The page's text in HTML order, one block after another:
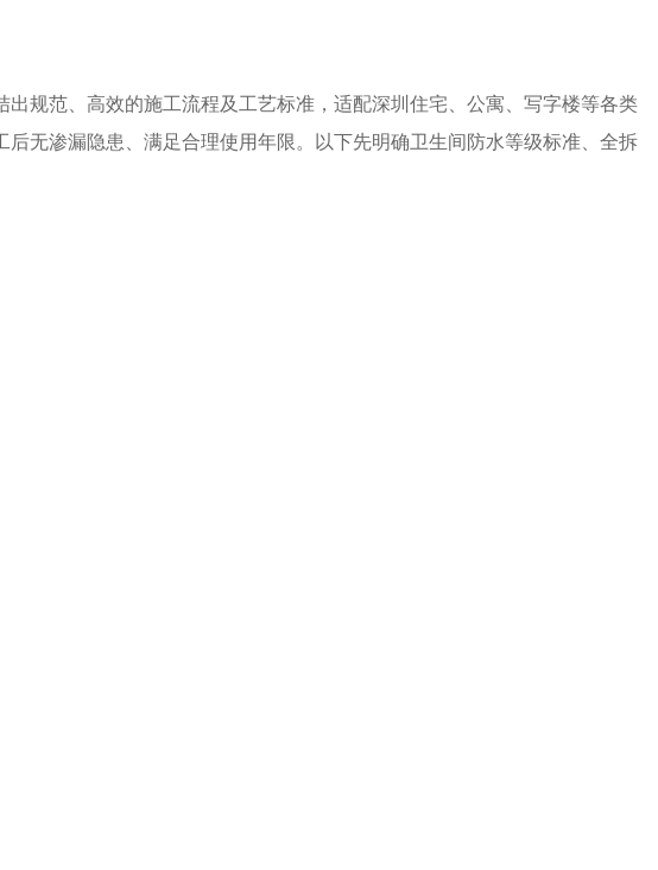
规范、高效的施工流程及工艺标准，适配深圳住宅、公寓、写字楼等各类
无渗漏隐患、满足合理使用年限。以下先明确卫生间防水等级标准、全拆